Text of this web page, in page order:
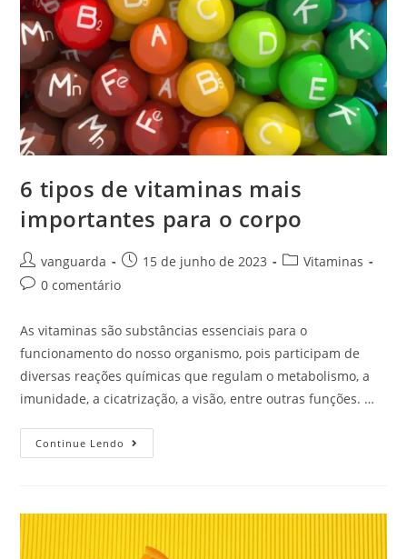
6 tipos de vitaminas mais
importantes para o corpo
vanguarda 15 de junho de 2023
Vitaminas
0 comentário
As vitaminas são substâncias essenciais para o
funcionamento do nosso organismo, pois participam de
diversas reações químicas que regulam o metabolismo, a
imunidade, a cicatrização, a visão, entre outras funções. …
Continue Lendo